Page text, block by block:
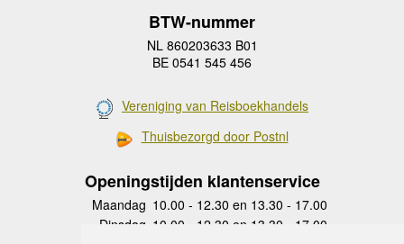
BTW-nummer
NL 860203633 B01
BE 0541 545 456
Vereniging van Reisboekhandels
Thuisbezorgd door Postnl
Openingstijden klantenservice
Maandag 10.00 - 12.30 en 13.30 - 17.00
Dinsdag 10.00 - 12.30 en 13.30 - 17.00